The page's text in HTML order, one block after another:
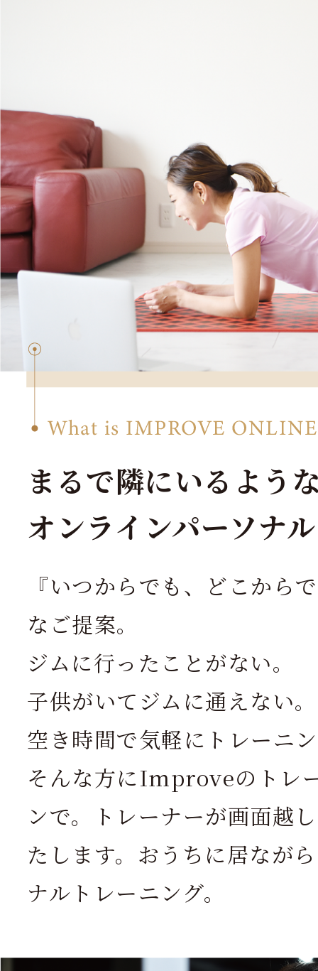
まるで隣にいるよう
オンラインパーソナル
『いつからでも、どこから
なご提案。
ジムに行ったことがない。
子供がいてジムに通えない。
空き時間で気軽にトレーニ
そんな方にImproveのトレ
ンで。トレーナーが画面越
たします。おうちに居なが
ナルトレーニング。